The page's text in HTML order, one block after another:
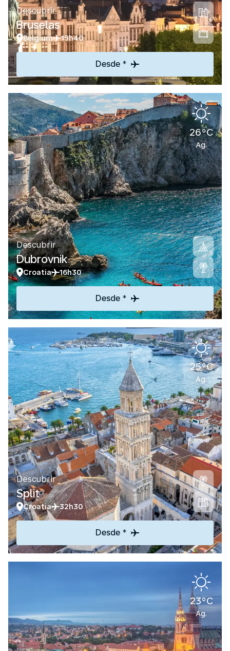
Descubrir
Bruselas
Belgium 15h40
Desde *
26°C
Ag.
Descubrir
Dubrovnik
Croatia 16h30
Desde *
25°C
Ag.
Descubrir
Split
Croatia 32h30
Desde *
23°C
Ag.